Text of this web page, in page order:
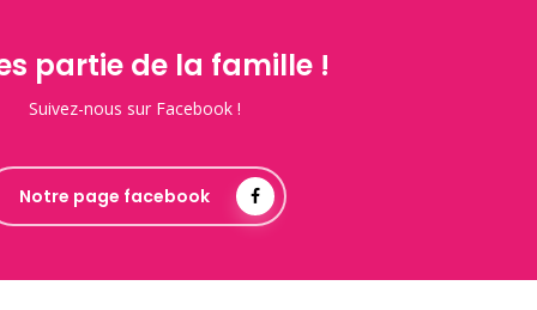
partie de la famille !
Suivez-nous sur Facebook !
Notre page facebook